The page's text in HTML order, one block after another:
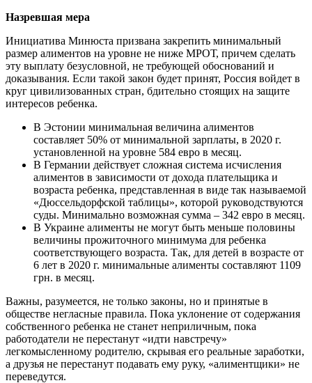
Назревшая мера
Инициатива Минюста призвана закрепить минимальный
размер алиментов на уровне не ниже МРОТ, причем сделать
эту выплату безусловной, не требующей обоснований и
доказывания. Если такой закон будет принят, Россия войдет в
круг цивилизованных стран, бдительно стоящих на защите
интересов ребенка.
В Эстонии минимальная величина алиментов
составляет 50% от минимальной зарплаты, в 2020 г.
установленной на уровне 584 евро в месяц.
В Германии действует сложная система исчисления
алиментов в зависимости от дохода плательщика и
возраста ребенка, представленная в виде так называемой
«Дюссельдорфской таблицы», которой руководствуются
суды. Минимально возможная сумма – 342 евро в месяц.
В Украине алименты не могут быть меньше половины
величины прожиточного минимума для ребенка
соответствующего возраста. Так, для детей в возрасте от
6 лет в 2020 г. минимальные алименты составляют 1109
грн. в месяц.
Важны, разумеется, не только законы, но и принятые в
обществе негласные правила. Пока уклонение от содержания
собственного ребенка не станет неприличным, пока
работодатели не перестанут «идти навстречу»
легкомысленному родителю, скрывая его реальные заработки,
а друзья не перестанут подавать ему руку, «алиментщики» не
переведутся.